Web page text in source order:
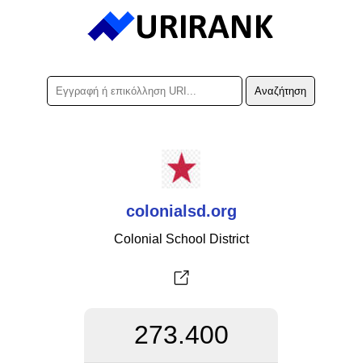
colonialsd.org
Colonial School District
273.400